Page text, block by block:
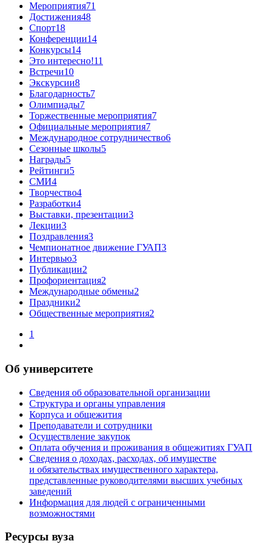
Мероприятия71
Достижения48
Спорт18
Конференции14
Конкурсы14
Это интересно!11
Встречи10
Экскурсии8
Благодарность7
Олимпиады7
Торжественные мероприятия7
Официальные мероприятия7
Международное сотрудничество6
Сезонные школы5
Награды5
Рейтинги5
СМИ4
Творчество4
Разработки4
Выставки, презентации3
Лекции3
Поздравления3
Чемпионатное движение ГУАП3
Интервью3
Публикации2
Профориентация2
Международные обмены2
Праздники2
Общественные мероприятия2
1
Об университете
Сведения об образовательной организации
Структура и органы управления
Корпуса и общежития
Преподаватели и сотрудники
Осуществление закупок
Оплата обучения и проживания в общежитиях ГУАП
Сведения о доходах, расходах, об имуществе
и обязательствах имущественного характера,
представленные руководителями высших учебных
заведений
Информация для людей с ограниченными
возможностями
Ресурсы вуза